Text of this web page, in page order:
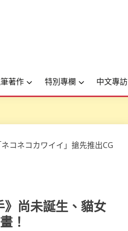
著作 特別專欄 中文專訪
》尚未誕生、貓女
！